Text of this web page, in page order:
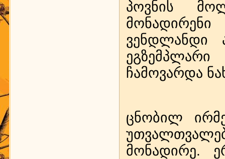
პოვნის
ვენდლანდი
ჩამოვარდა
ცნობილ
მონადირე.